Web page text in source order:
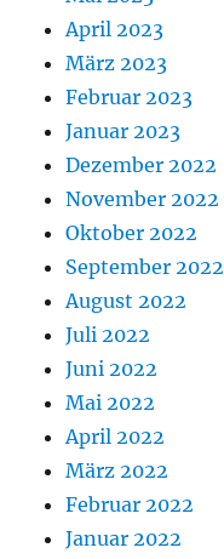
April 2023
März 2023
Februar 2023
Januar 2023
Dezember 2022
November 2022
Oktober 2022
September 2022
August 2022
Juli 2022
Juni 2022
Mai 2022
April 2022
März 2022
Februar 2022
Januar 2022